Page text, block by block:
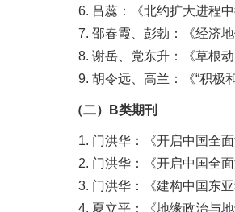
吕蕊：《北约扩大进程
邵春霞、彭勃：《经济
谢岳、党东升：《草根
胡令远、高兰：《“积极
（二）B类期刊
门洪华：《开启中国全
门洪华：《开启中国全
门洪华：《建构中国东
夏立平：《地缘政治与